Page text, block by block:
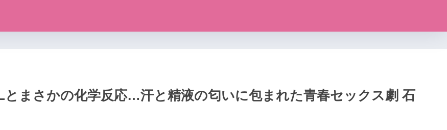
とまさかの化学反応…汗と精液の匂いに包まれた青春セックス劇 石